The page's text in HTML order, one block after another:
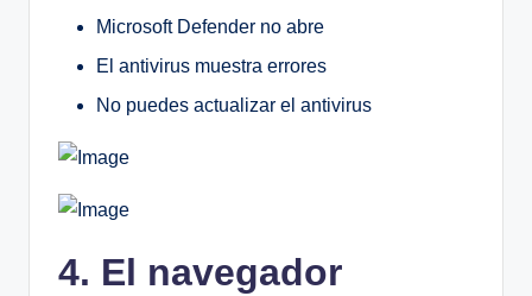
Microsoft Defender no abre
El antivirus muestra errores
No puedes actualizar el antivirus
4. El navegador